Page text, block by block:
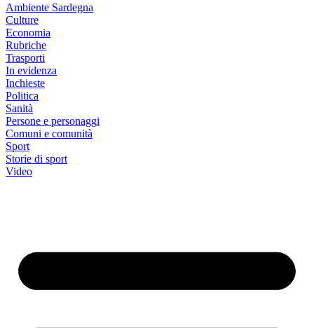
Ambiente Sardegna
Culture
Economia
Rubriche
Trasporti
In evidenza
Inchieste
Politica
Sanità
Persone e personaggi
Comuni e comunità
Sport
Storie di sport
Video